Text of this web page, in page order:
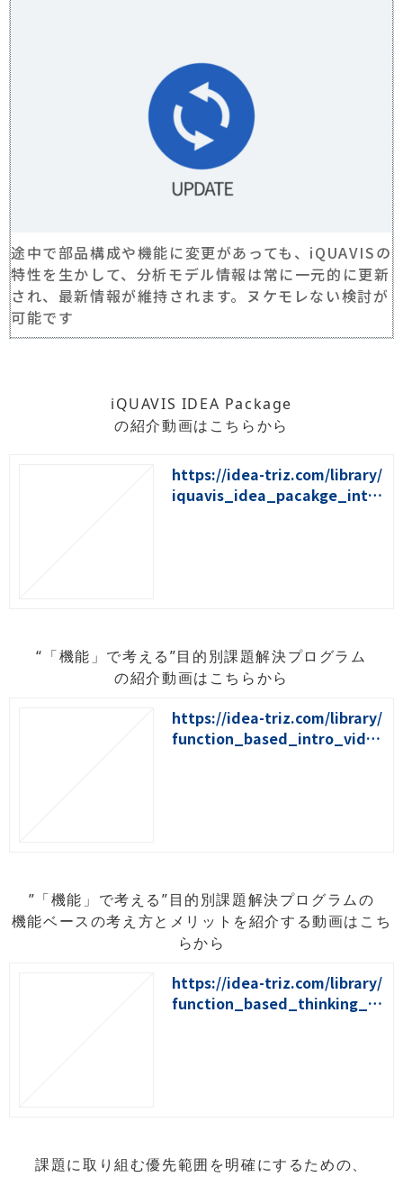
途中で部品構成や機能に変更があっても、iQUAVISの
特性を生かして、分析モデル情報は常に一元的に更新
され、最新情報が維持されます。ヌケモレない検討が
可能です
iQUAVIS IDEA Package
の紹介動画はこちらから
https://idea-triz.com/library/
iquavis_idea_pacakge_intro
“「機能」で考える”目的別課題解決プログラム
の紹介動画はこちらから
https://idea-triz.com/library/
function_based_intro_video
”「機能」で考える”目的別課題解決プログラムの
機能ベースの考え方とメリットを紹介する動画はこち
らから
https://idea-triz.com/library/
function_based_thinking_vi
課題に取り組む優先範囲を明確にするための、